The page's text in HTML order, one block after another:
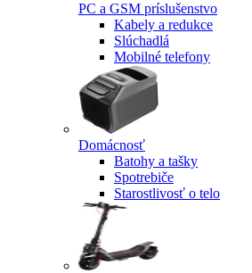
PC a GSM príslušenstvo
Kabely a redukce
Slúchadlá
Mobilné telefony
Domácnosť
Batohy a tašky
Spotrebiče
Starostlivosť o telo